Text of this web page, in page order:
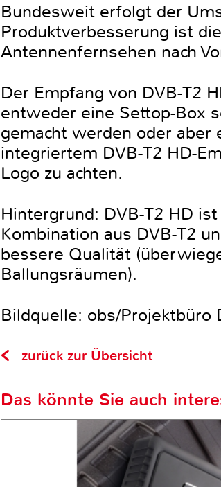
Bundesweit erfolgt der
Produktverbesserung ist
Antennenfernsehen nach
Der Empfang von DVB-T2
entweder eine Settop-Box
gemacht werden oder
integriertem DVB-T2 HD-
Logo zu achten.
Hintergrund: DVB-T2 HD
Kombination aus DVB-T2
bessere Qualität
Ballungsräumen).
Bildquelle: obs/Projektbüro
zurück zur Übersicht
Das könnte Sie auch